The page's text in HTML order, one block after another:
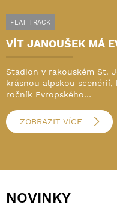
FLAT TRACK
VÍT JANOUŠEK MÁ
Stadion v rakouském St.
krásnou alpskou
ročník Evropského…
ZOBRAZIT VÍCE
NOVINKY